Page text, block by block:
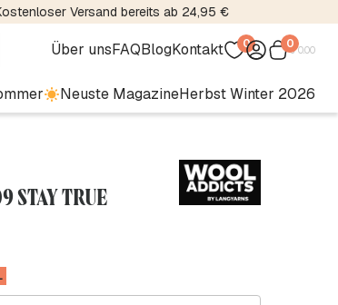
Versand bereits ab 24,95 €
Über unsFAQBlogKontakt 0 0€0.00
Neuste MagazineHerbst Winter 2026
STAY TRUE